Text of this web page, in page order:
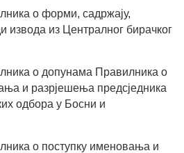
о форми, садржају,
извода из Централног бирачког
о допунама Правилника о
и разрјешења предсједника
одбора у Босни и
о поступку именовања и